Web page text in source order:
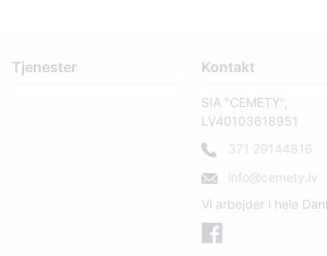
Tjenester Kontakt
SIA "CEMETY",
LV40103618951
371 29144816
info@cemety.lv
Vi arbejder i hele